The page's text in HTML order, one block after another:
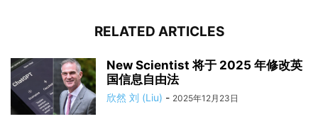
RELATED ARTICLES
New Scientist 将于 2025 年修改英
国信息自由法
欣然 刘 (Liu) - 2025年12月23日